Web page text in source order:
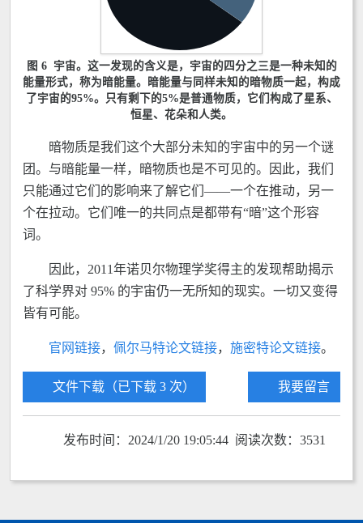
图 6 宇宙。这一发现的含义是，宇宙的四分之三是一种未知的
能量形式，称为暗能量。暗能量与同样未知的暗物质一起，构成
了宇宙的95%。只有剩下的5%是普通物质，它们构成了星系、
恒星、花朵和人类。
暗物质是我们这个大部分未知的宇宙中的另一个谜
团。与暗能量一样，暗物质也是不可见的。因此，我们
只能通过它们的影响来了解它们——一个在推动，另一
个在拉动。它们唯一的共同点是都带有“暗”这个形容
词。
因此，2011年诺贝尔物理学奖得主的发现帮助揭示
了科学界对 95% 的宇宙仍一无所知的现实。一切又变得
皆有可能。
官网链接， 佩尔马特论文链接， 施密特论文链接。
文件下载（已下载 3 次） 我要留言
发布时间：2024/1/20 19:05:44 阅读次数：3531